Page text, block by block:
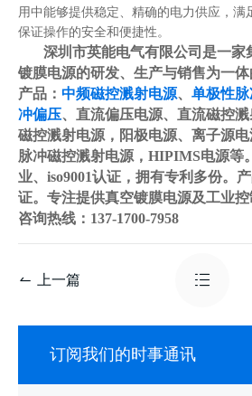
用中能够提供稳定、精确的电力供应，满
保证操作的安全和便捷性。
深圳市英能电气有限公司是一家
镀膜电源的研发、生产与销售为一
产品： 中频磁控溅射电源、 单极性
冲偏压、直流偏压电源、直流磁控
磁控溅射电源，阳极电源、离子源
脉冲磁控溅射电源，HIPIMS电源等
业、iso9001认证，拥有专利多份。
证。专注提供真空镀膜电源及工业控
咨询热线：137-1700-7958
上一篇
订阅我们的时事通讯